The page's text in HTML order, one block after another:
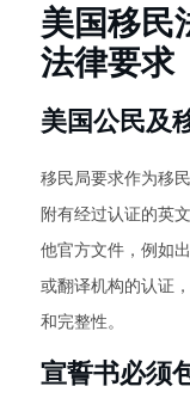
美国移民
法律要求
美国公民及
移民局要求作为移
附有经过认证的英
他官方文件，例如
或翻译机构的认证
和完整性。
宣誓书必须